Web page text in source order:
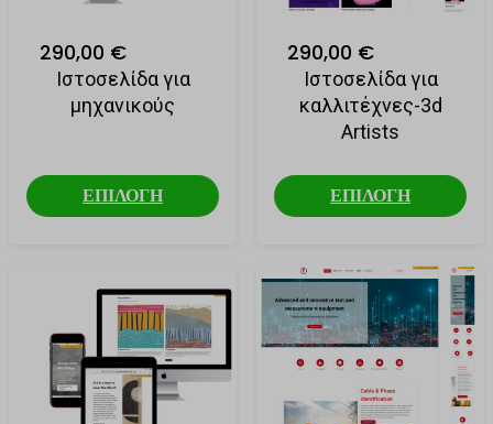
290,00 €
Ιστοσελίδα για
μηχανικούς
ΕΠΙΛΟΓΗ
290,00 €
Ιστοσελίδα για
καλλιτέχνες-3d
Artists
ΕΠΙΛΟΓΗ